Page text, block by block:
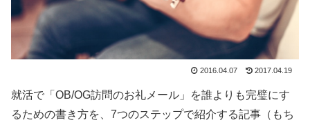
2016.04.07 2017.04.19
就活で「OB/OG訪問のお礼メール」を誰よりも完璧にす
るための書き方を、7つのステップで紹介する記事（もち